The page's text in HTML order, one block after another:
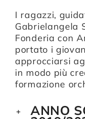
I ragazzi,
Gabrielangela
Fonderia con
portato i
approcciarsi
in modo più
formazione
ANNO